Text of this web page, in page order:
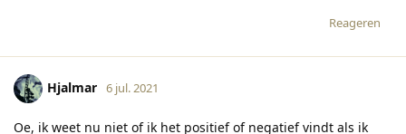
Reageren
Hjalmar 6 jul. 2021
Oe, ik weet nu niet of ik het positief of negatief vindt als ik